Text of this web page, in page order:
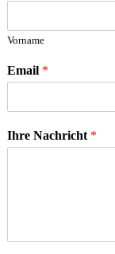
Vorname
Email *
Ihre Nachricht *